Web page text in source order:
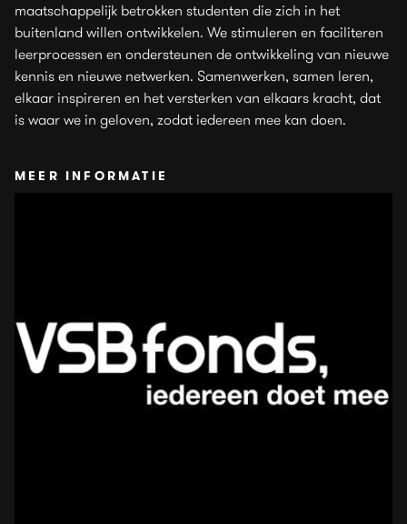
maatschappelijk betrokken studenten die zich in het
buitenland willen ontwikkelen. We stimuleren en faciliteren
leerprocessen en ondersteunen de ontwikkeling van nieuwe
kennis en nieuwe netwerken. Samenwerken, samen leren,
elkaar inspireren en het versterken van elkaars kracht, dat
is waar we in geloven, zodat iedereen mee kan doen.
MEER INFORMATIE